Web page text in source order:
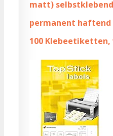
matt)
permanent haftend
100 Klebeetiketten,